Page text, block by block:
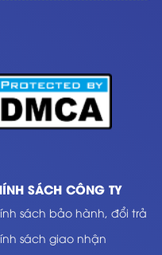
SÁCH CÔNG TY
sách bảo hành, đổi trả
sách giao nhận